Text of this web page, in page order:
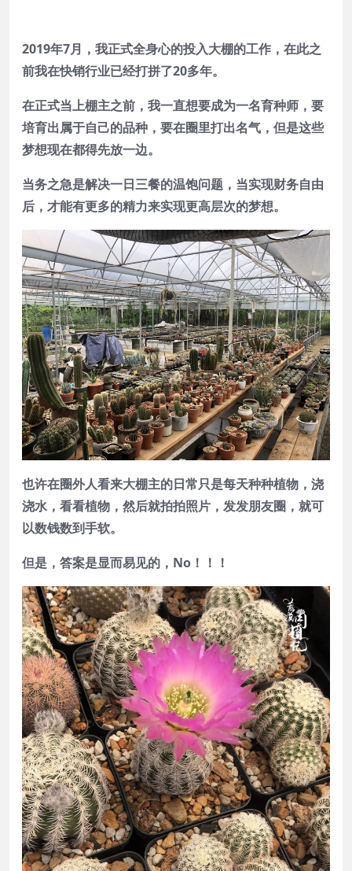
2019年7月，我正式全身心的投入大棚的工作，在此之
前我在快销行业已经打拼了20多年。
在正式当上棚主之前，我一直想要成为一名育种师，要
培育出属于自己的品种，要在圈里打出名气，但是这些
梦想现在都得先放一边。
当务之急是解决一日三餐的温饱问题，当实现财务自由
后，才能有更多的精力来实现更高层次的梦想。
也许在圈外人看来大棚主的日常只是每天种种植物，浇
浇水，看看植物，然后就拍拍照片，发发朋友圈，就可
以数钱数到手软。
但是，答案是显而易见的，No！！！